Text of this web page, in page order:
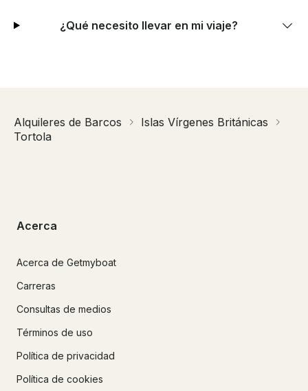
¿Qué necesito llevar en mi viaje?
Alquileres de Barcos
Islas Vírgenes Británicas
Tortola
Acerca
Acerca de Getmyboat
Carreras
Consultas de medios
Términos de uso
Política de privacidad
Política de cookies